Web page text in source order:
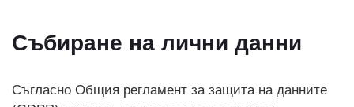
Събиране на лични данни
Съгласно Общия регламент за защита на данните